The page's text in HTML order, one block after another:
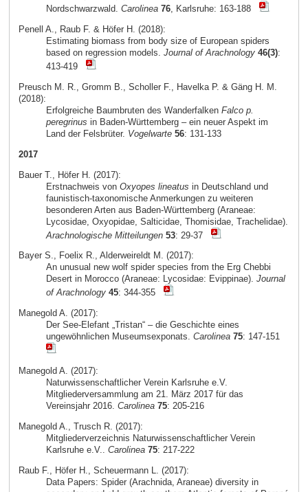
Nordschwarzwald. Carolinea 76, Karlsruhe: 163-188
Penell A., Raub F. & Höfer H. (2018):
Estimating biomass from body size of European spiders
based on regression models. Journal of Arachnology 46(3):
413-419
Preusch M. R., Gromm B., Scholler F., Havelka P. & Gäng H. M.
(2018):
Erfolgreiche Baumbruten des Wanderfalken Falco p.
peregrinus in Baden-Württemberg – ein neuer Aspekt im
Land der Felsbrüter. Vogelwarte 56: 131-133
2017
Bauer T., Höfer H. (2017):
Erstnachweis von Oxyopes lineatus in Deutschland und
faunistisch-taxonomische Anmerkungen zu weiteren
besonderen Arten aus Baden-Württemberg (Araneae:
Lycosidae, Oxyopidae, Salticidae, Thomisidae, Trachelidae).
Arachnologische Mitteilungen 53: 29-37
Bayer S., Foelix R., Alderweireldt M. (2017):
An unusual new wolf spider species from the Erg Chebbi
Desert in Morocco (Araneae: Lycosidae: Evippinae). Journal
of Arachnology 45: 344-355
Manegold A. (2017):
Der See-Elefant „Tristan“ – die Geschichte eines
ungewöhnlichen Museumsexponats. Carolinea 75: 147-151
Manegold A. (2017):
Naturwissenschaftlicher Verein Karlsruhe e.V.
Mitgliederversammlung am 21. März 2017 für das
Vereinsjahr 2016. Carolinea 75: 205-216
Manegold A., Trusch R. (2017):
Mitgliederverzeichnis Naturwissenschaftlicher Verein
Karlsruhe e.V.. Carolinea 75: 217-222
Raub F., Höfer H., Scheuermann L. (2017):
Data Papers: Spider (Arachnida, Araneae) diversity in